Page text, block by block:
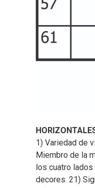
1) Variedad de
Miembro de la
los cuatro
decores. 21)